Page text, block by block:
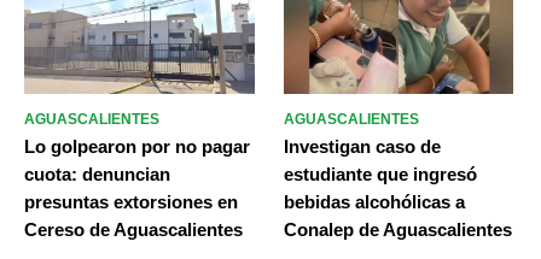
AGUASCALIENTES
Lo golpearon por no pagar
cuota: denuncian
presuntas extorsiones en
Cereso de Aguascalientes
AGUASCALIENTES
Investigan caso de
estudiante que ingresó
bebidas alcohólicas a
Conalep de Aguascalientes